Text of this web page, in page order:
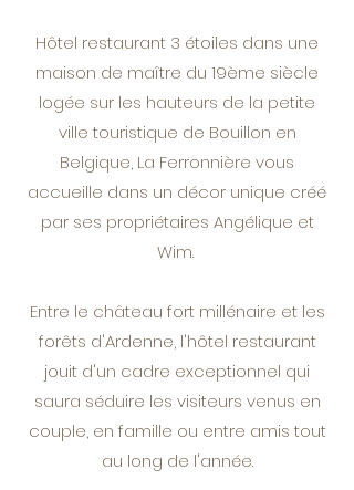
Laissez-vous
guider
Hôtel restaurant 3 étoiles dans une
maison de maître du 19ème siècle
logée sur les hauteurs de la petite
ville touristique de Bouillon en
Belgique, La Ferronnière vous
accueille dans un décor unique créé
par ses propriétaires Angélique et
Wim.
Entre le château fort millénaire et les
forêts d'Ardenne, l'hôtel restaurant
jouit d'un cadre exceptionnel qui
saura séduire les visiteurs venus en
couple, en famille ou entre amis tout
au long de l'année.